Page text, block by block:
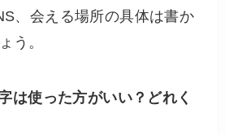
、会える場所の具体は書か
う。
は使った方がいい？どれく